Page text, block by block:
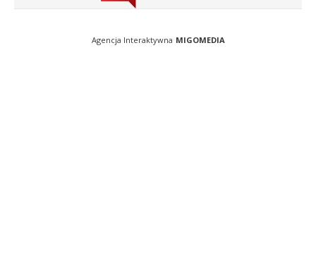
Agencja Interaktywna MIGOMEDIA